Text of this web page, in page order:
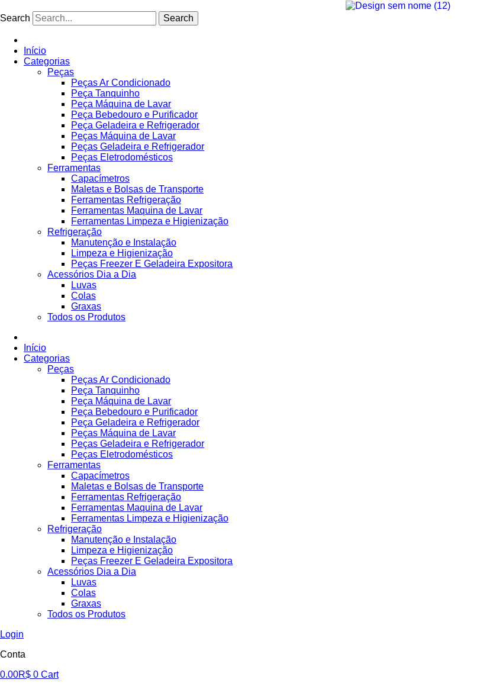
para
Search Search
Início
Categorias
Peças
Peças Ar Condicionado
Peça Tanquinho
Peça Máquina de Lavar
Peça Bebedouro e Purificador
Peça Geladeira e Refrigerador
Peças Máquina de Lavar
Peças Geladeira e Refrigerador
Peças Eletrodomésticos
Ferramentas
Capacímetros
Maletas e Bolsas de Transporte
Ferramentas Refrigeração
Ferramentas Maquina de Lavar
Ferramentas Limpeza e Higienização
Refrigeração
Manutenção e Instalação
Limpeza e Higienização
Peças Freezer E Geladeira Expositora
Acessórios Dia a Dia
Luvas
Colas
Graxas
Todos os Produtos
Início
Categorias
Peças
Peças Ar Condicionado
Peça Tanquinho
Peça Máquina de Lavar
Peça Bebedouro e Purificador
Peça Geladeira e Refrigerador
Peças Máquina de Lavar
Peças Geladeira e Refrigerador
Peças Eletrodomésticos
Ferramentas
Capacímetros
Maletas e Bolsas de Transporte
Ferramentas Refrigeração
Ferramentas Maquina de Lavar
Ferramentas Limpeza e Higienização
Refrigeração
Manutenção e Instalação
Limpeza e Higienização
Peças Freezer E Geladeira Expositora
Acessórios Dia a Dia
Luvas
Colas
Graxas
Todos os Produtos
Login
Conta
0.00R$ 0 Cart